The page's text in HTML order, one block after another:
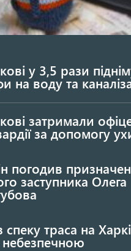
у 3,5 рази
на воду та
затримали
за допомогу
погодив
заступника Олега
спеку траса на
небезпечною